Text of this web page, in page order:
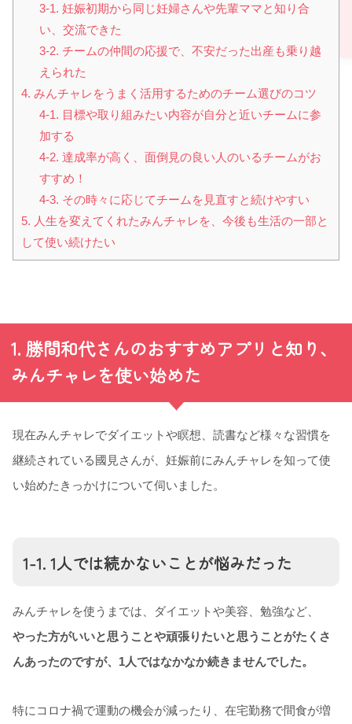
3-1. 妊娠初期から同じ妊婦さんや先輩ママと知り合
い、交流できた
3-2. チームの仲間の応援で、不安だった出産も乗り越
えられた
4. みんチャレをうまく活用するためのチーム選びのコツ
4-1. 目標や取り組みたい内容が自分と近いチームに参
加する
4-2. 達成率が高く、面倒見の良い人のいるチームがお
すすめ！
4-3. その時々に応じてチームを見直すと続けやすい
5. 人生を変えてくれたみんチャレを、今後も生活の一部と
して使い続けたい
1. 勝間和代さんのおすすめアプリと知り、
みんチャレを使い始めた
現在みんチャレでダイエットや瞑想、読書など様々な習慣を
継続されている國見さんが、妊娠前にみんチャレを知って使
い始めたきっかけについて伺いました。
1-1. 1人では続かないことが悩みだった
みんチャレを使うまでは、ダイエットや美容、勉強など、
やった方がいいと思うことや頑張りたいと思うことがたくさ
んあったのですが、1人ではなかなか続きませんでした。
特にコロナ禍で運動の機会が減ったり、在宅勤務で間食が増